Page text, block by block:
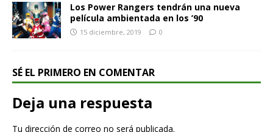
Los Power Rangers tendrán una nueva
película ambientada en los ’90
15 diciembre, 2019 0
SÉ EL PRIMERO EN COMENTAR
Deja una respuesta
Tu dirección de correo no será publicada.